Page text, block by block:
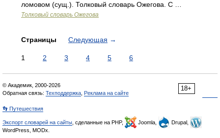
ломовом (сущ.). Толковый словарь Ожегова. С …
Толковый словарь Ожегова
Страницы Следующая →
1 2 3 4 5 6
18+
© Академик, 2000-2026
Обратная связь: Техподдержка Реклама на сайте
👣 Путешествия
Экспорт словарей на сайты , сделанные на PHP, Joomla,
Drupal,
WordPress, MODx.